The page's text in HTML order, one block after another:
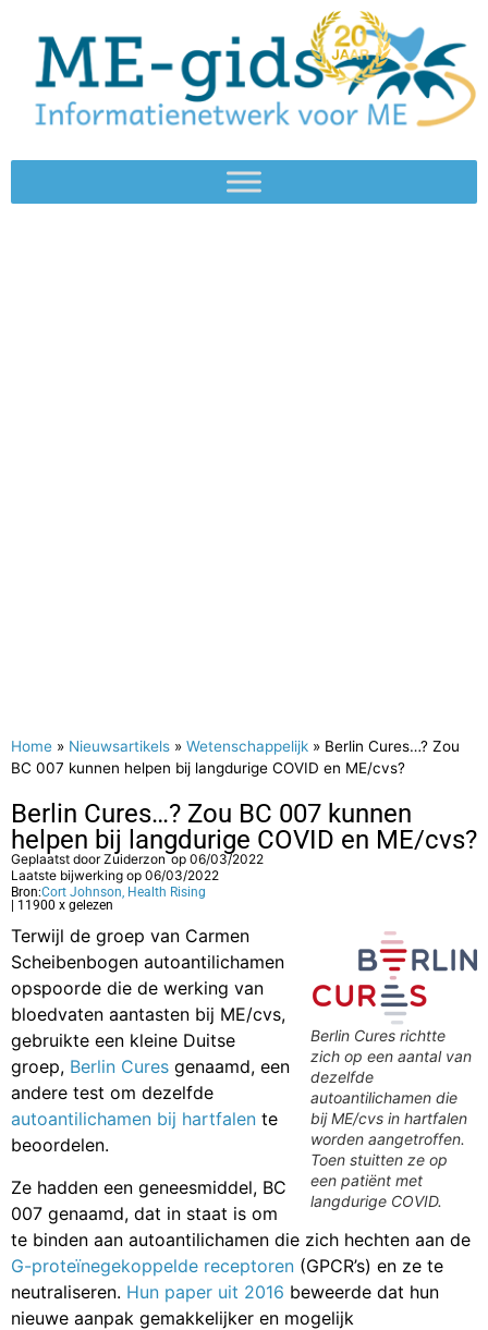
Home » Nieuwsartikels » Wetenschappelijk » Berlin Cures…? Zou
BC 007 kunnen helpen bij langdurige COVID en ME/cvs?
Berlin Cures…? Zou BC 007 kunnen
helpen bij langdurige COVID en ME/cvs?
Geplaatst doorZuiderzon op 06/03/2022
Laatste bijwerking op 06/03/2022
Bron:Cort Johnson, Health Rising
| 11900 x gelezen
Berlin Cures richtte
zich op een aantal van
dezelfde
autoantilichamen die
bij ME/cvs in hartfalen
worden aangetroffen.
Toen stuitten ze op
een patiënt met
langdurige COVID.
Terwijl de groep van Carmen
Scheibenbogen autoantilichamen
opspoorde die de werking van
bloedvaten aantasten bij ME/cvs,
gebruikte een kleine Duitse
groep, Berlin Cures genaamd, een
andere test om dezelfde
autoantilichamen bij hartfalen te
beoordelen.
Ze hadden een geneesmiddel, BC
007 genaamd, dat in staat is om
te binden aan autoantilichamen die zich hechten aan de
G-proteïnegekoppelde receptoren (GPCR’s) en ze te
neutraliseren. Hun paper uit 2016 beweerde dat hun
nieuwe aanpak gemakkelijker en mogelijk